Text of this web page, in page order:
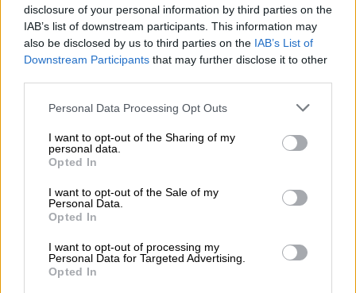
disclosure of your personal information by third parties on the
IAB’s list of downstream participants. This information may
also be disclosed by us to third parties on the IAB’s List of
Downstream Participants that may further disclose it to other
Please note that this website/app uses one or more Google
not limited to your visit or usage behaviour. You may click to
grant or deny consent to Google and its third-party tags to
use your data for below specified purposes in below Google
consent section.
Personal Data Processing Opt Outs
I want to opt-out of the Sharing of my
personal data.
Opted In
I want to opt-out of the Sale of my
Personal Data.
Opted In
I want to opt-out of processing my
Personal Data for Targeted Advertising.
Opted In
ζητήσαμε την αναβολή του αγώνα με
τον Άρη»
Η ΚΑΕ ΠΑΟΚ εξέφρασε τη βαθύτατη οδύνη
της για τον αδόκητο χαμό του φιλάθλου της
ομάδας